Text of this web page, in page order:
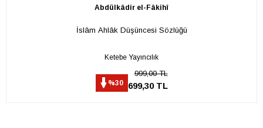
Abdülkâdir el-Fâkihî
İslâm Ahlâk Düşüncesi Sözlüğü
Ketebe Yayıncılık
%30
999,00 TL
699,30 TL